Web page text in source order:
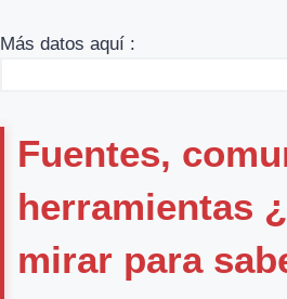
Más datos aquí :
Fuentes,
herramientas
mirar para